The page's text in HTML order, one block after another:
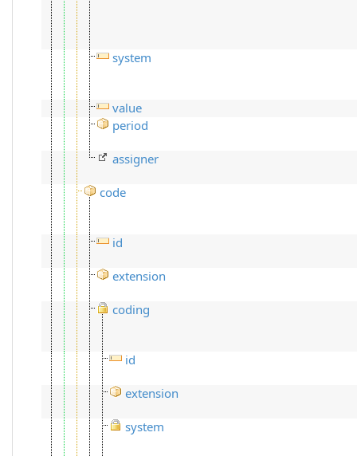
system
value
period
assigner
code
id
extension
coding
id
extension
system